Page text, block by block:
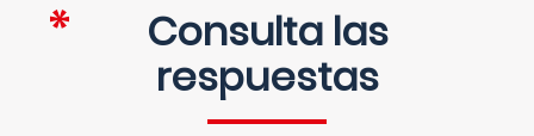
Consulta las
respuestas